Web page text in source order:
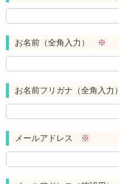
お名前（全角入力） ※
お名前フリガナ（全角入力）
メールアドレス ※